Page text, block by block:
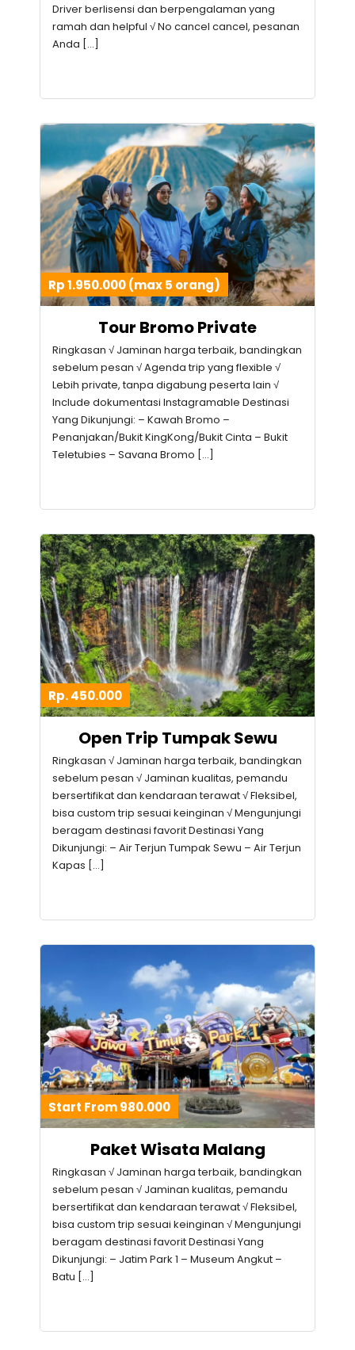
Driver berlisensi dan berpengalaman yang
ramah dan helpful √ No cancel cancel, pesanan
Anda […]
Rp 1.950.000 (max 5 orang)
Tour Bromo Private
Ringkasan √ Jaminan harga terbaik, bandingkan
sebelum pesan √ Agenda trip yang flexible √
Lebih private, tanpa digabung peserta lain √
Include dokumentasi Instagramable Destinasi
Yang Dikunjungi: – Kawah Bromo –
Penanjakan/Bukit KingKong/Bukit Cinta – Bukit
Teletubies – Savana Bromo […]
Rp. 450.000
Open Trip Tumpak Sewu
Ringkasan √ Jaminan harga terbaik, bandingkan
sebelum pesan √ Jaminan kualitas, pemandu
bersertifikat dan kendaraan terawat √ Fleksibel,
bisa custom trip sesuai keinginan √ Mengunjungi
beragam destinasi favorit Destinasi Yang
Dikunjungi: – Air Terjun Tumpak Sewu – Air Terjun
Kapas […]
Start From 980.000
Paket Wisata Malang
Ringkasan √ Jaminan harga terbaik, bandingkan
sebelum pesan √ Jaminan kualitas, pemandu
bersertifikat dan kendaraan terawat √ Fleksibel,
bisa custom trip sesuai keinginan √ Mengunjungi
beragam destinasi favorit Destinasi Yang
Dikunjungi: – Jatim Park 1 – Museum Angkut –
Batu […]